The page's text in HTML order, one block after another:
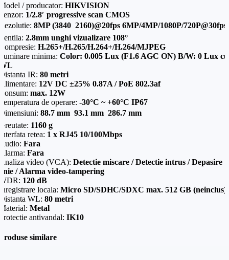
Trimite solicitarea
Trimite solicitarea
/ producator: HIKVISION
1/2.8′ progressive scan CMOS
8MP (3840  2160)@20fps 6MP/4MP/1080P/720P@30fps
2.8mm unghi vizualizare 108°
H.265+/H.265/H.264+/H.264/MJPEG
minima: Color: 0.005 Lux (F1.6 AGC ON) B/W: 0 Lux cu
IR: 80 metri
12V DC ±25% 0.87A / PoE 802.3af
max. 12W
de operare: -30°C ~ +60°C IP67
88.7 mm  93.1 mm  286.7 mm
1160 g
retea: 1 x RJ45 10/100Mbps
Fara
Fara
video (VCA): Detectie miscare / Detectie intrus / Depasire
/ Alarma video-tampering
120 dB
locala: Micro SD/SDHC/SDXC max. 512 GB (neinclus)
WL: 80 metri
Metal
antivandal: IK10
similare